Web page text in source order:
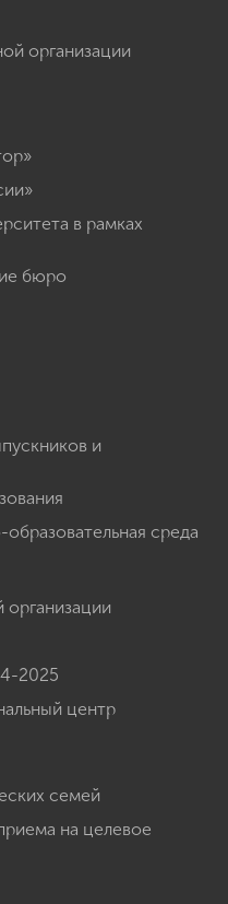
организации
в рамках
бюро
и
среда
организации
2025
центр
семей
на целевое